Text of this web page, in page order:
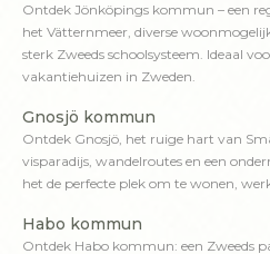
Ontdek Jönköpings kommun – een
het Vätternmeer, diverse
sterk Zweeds schoolsysteem. Ideaal
vakantiehuizen in Zweden.
Gnosjö kommun
Ontdek Gnosjö, het ruige hart van
visparadijs, wandelroutes en een
het de perfecte plek om te wonen,
Habo kommun
Ontdek Habo kommun: een Zweeds